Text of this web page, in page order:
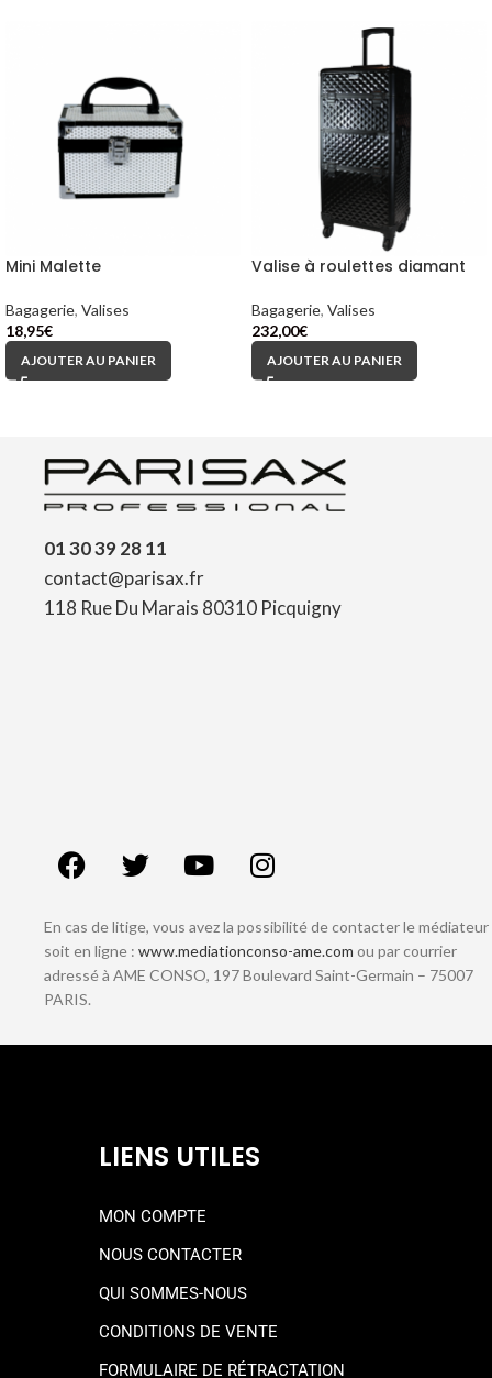
Mini Malette
Bagagerie, Valises
18,95€
AJOUTER AU PANIER
Valise à roulettes diamant
Bagagerie, Valises
232,00€
AJOUTER AU PANIER
01 30 39 28 11
contact@parisax.fr
118 Rue Du Marais 80310 Picquigny
En cas de litige, vous avez la possibilité de contacter le médiateur
soit en ligne : www.mediationconso-ame.com ou par courrier
adressé à AME CONSO, 197 Boulevard Saint-Germain – 75007
PARIS.
LIENS UTILES
MON COMPTE
NOUS CONTACTER
QUI SOMMES-NOUS
CONDITIONS DE VENTE
FORMULAIRE DE RÉTRACTATION